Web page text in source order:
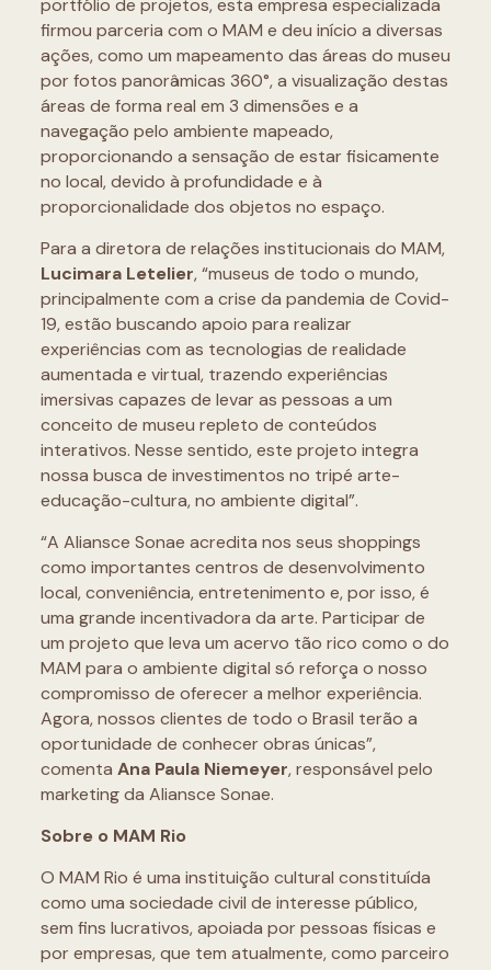
portfólio de projetos, esta empresa especializada
firmou parceria com o MAM e deu início a diversas
ações, como um mapeamento das áreas do museu
por fotos panorâmicas 360°, a visualização destas
áreas de forma real em 3 dimensões e a
navegação pelo ambiente mapeado,
proporcionando a sensação de estar fisicamente
no local, devido à profundidade e à
proporcionalidade dos objetos no espaço.
Para a diretora de relações institucionais do MAM,
Lucimara Letelier, “museus de todo o mundo,
principalmente com a crise da pandemia de Covid-
19, estão buscando apoio para realizar
experiências com as tecnologias de realidade
aumentada e virtual, trazendo experiências
imersivas capazes de levar as pessoas a um
conceito de museu repleto de conteúdos
interativos. Nesse sentido, este projeto integra
nossa busca de investimentos no tripé arte-
educação-cultura, no ambiente digital”.
“A Aliansce Sonae acredita nos seus shoppings
como importantes centros de desenvolvimento
local, conveniência, entretenimento e, por isso, é
uma grande incentivadora da arte. Participar de
um projeto que leva um acervo tão rico como o do
MAM para o ambiente digital só reforça o nosso
compromisso de oferecer a melhor experiência.
Agora, nossos clientes de todo o Brasil terão a
oportunidade de conhecer obras únicas”,
comenta Ana Paula Niemeyer, responsável pelo
marketing da Aliansce Sonae.
Sobre o MAM Rio
O MAM Rio é uma instituição cultural constituída
como uma sociedade civil de interesse público,
sem fins lucrativos, apoiada por pessoas físicas e
por empresas, que tem atualmente, como parceiro